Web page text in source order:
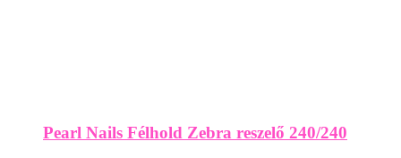
Pearl Nails Félhold Zebra reszelő 240/240